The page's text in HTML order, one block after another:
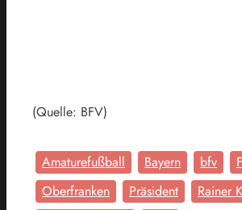
(Quelle: BFV)
Amaturefußball Bayern bfv
Oberfranken
Präsident
Rainer